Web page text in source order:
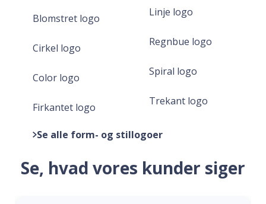
Blomstret logo
Cirkel logo
Color logo
Firkantet logo
Linje logo
Regnbue logo
Spiral logo
Trekant logo
Se alle form- og stillogoer
Se, hvad vores kunder siger